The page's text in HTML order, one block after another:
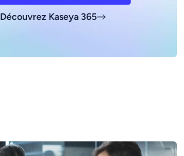
Découvrez Kaseya 365